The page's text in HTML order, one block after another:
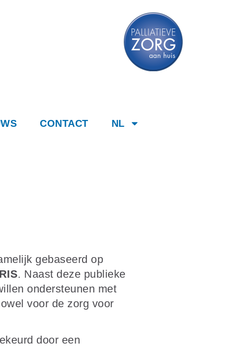
CONTACT NL
gebaseerd op
. Naast deze publieke
ondersteunen met
voor de zorg voor
door een